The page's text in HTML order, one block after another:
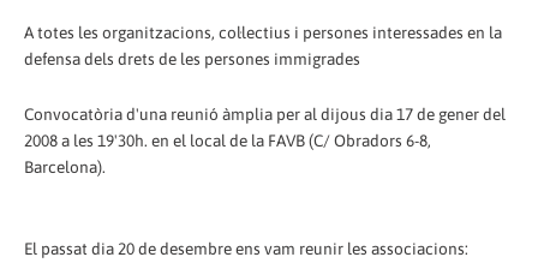
A totes les organitzacions, col·lectius i persones interessades en la
defensa dels drets de les persones immigrades
Convocatòria d'una reunió àmplia per al dijous dia 17 de gener del
2008 a les 19'30h. en el local de la FAVB (C/ Obradors 6-8,
Barcelona).
El passat dia 20 de desembre ens vam reunir les associacions: